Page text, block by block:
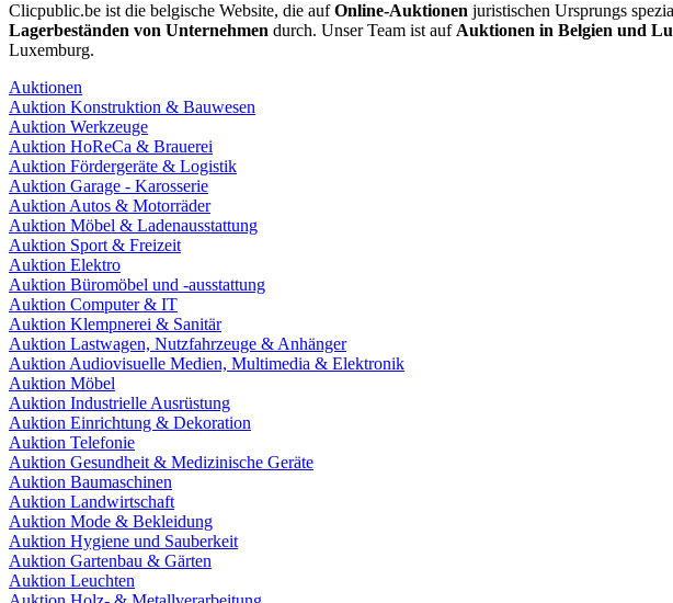
Clicpublic.be ist die belgische Website, die aufOnline-Auktionen juristischen Ursprungs
Lagerbeständen von Unternehmen durch. Unser Team ist auf Auktionen in Belgien und
Luxemburg.
Auktionen
Auktion Konstruktion & Bauwesen
Auktion Werkzeuge
Auktion HoReCa & Brauerei
Auktion Fördergeräte & Logistik
Auktion Garage - Karosserie
Auktion Autos & Motorräder
Auktion Möbel & Ladenausstattung
Auktion Sport & Freizeit
Auktion Elektro
Auktion Büromöbel und -ausstattung
Auktion Computer & IT
Auktion Klempnerei & Sanitär
Auktion Lastwagen, Nutzfahrzeuge & Anhänger
Auktion Audiovisuelle Medien, Multimedia & Elektronik
Auktion Möbel
Auktion Industrielle Ausrüstung
Auktion Einrichtung & Dekoration
Auktion Telefonie
Auktion Gesundheit & Medizinische Geräte
Auktion Baumaschinen
Auktion Landwirtschaft
Auktion Mode & Bekleidung
Auktion Hygiene und Sauberkeit
Auktion Gartenbau & Gärten
Auktion Leuchten